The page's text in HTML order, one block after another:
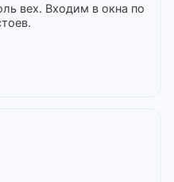
вех. Входим в окна по